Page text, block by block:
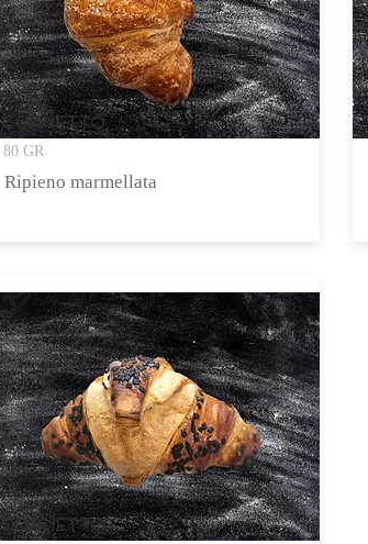
CORNETTO
80 GR
Ripieno marmellata
CORNETTO